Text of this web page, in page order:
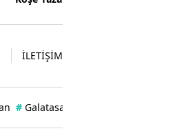
İLETİŞİM
# Galatasaray'